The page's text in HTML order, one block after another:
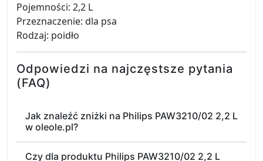
Pojemności: 2,2 L
Przeznaczenie: dla psa
Rodzaj: poidło
Odpowiedzi na najczęstsze pytania
(FAQ)
Jak znaleźć zniżki na Philips PAW3210/02 2,2 L
w oleole.pl?
Czy dla produktu Philips PAW3210/02 2,2 L